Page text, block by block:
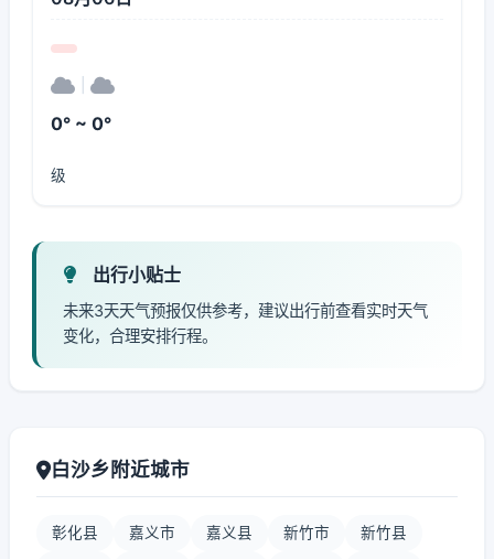
0° ~ 0°
级
出行小贴士
未来3天天气预报仅供参考，建议出行前查看实时天气
变化，合理安排行程。
白沙乡附近城市
彰化县 嘉义市 嘉义县 新竹市 新竹县